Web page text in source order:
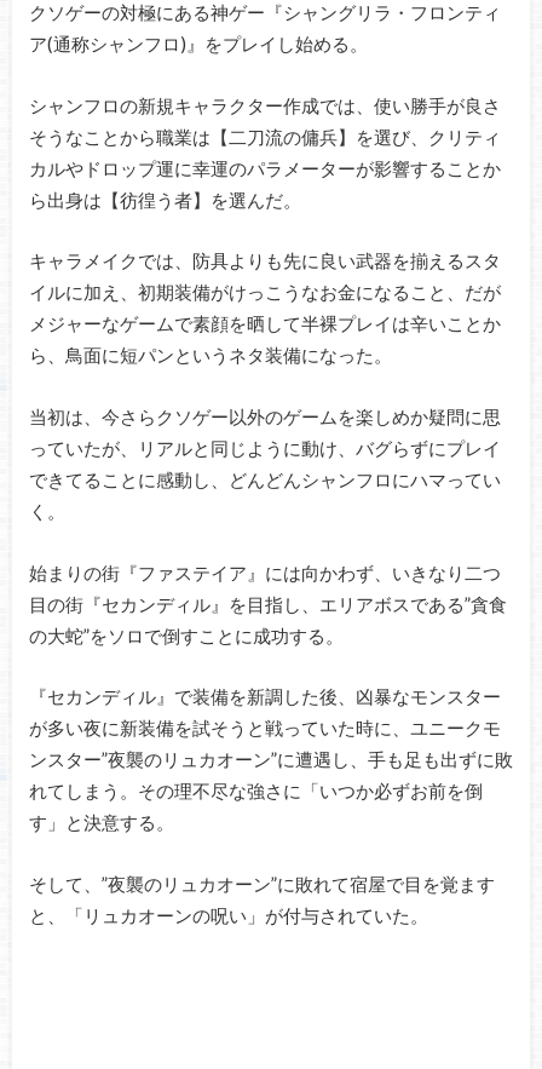
クソゲーの対極にある神ゲー『シャングリラ・フロンティ
ア(通称シャンフロ)』をプレイし始める。
シャンフロの新規キャラクター作成では、使い勝手が良さ
そうなことから職業は【二刀流の傭兵】を選び、クリティ
カルやドロップ運に幸運のパラメーターが影響することか
ら出身は【彷徨う者】を選んだ。
キャラメイクでは、防具よりも先に良い武器を揃えるスタ
イルに加え、初期装備がけっこうなお金になること、だが
メジャーなゲームで素顔を晒して半裸プレイは辛いことか
ら、鳥面に短パンというネタ装備になった。
当初は、今さらクソゲー以外のゲームを楽しめか疑問に思
っていたが、リアルと同じように動け、バグらずにプレイ
できてることに感動し、どんどんシャンフロにハマってい
く。
始まりの街『ファステイア』には向かわず、いきなり二つ
目の街『セカンディル』を目指し、エリアボスである”貪食
の大蛇”をソロで倒すことに成功する。
『セカンディル』で装備を新調した後、凶暴なモンスター
が多い夜に新装備を試そうと戦っていた時に、ユニークモ
ンスター”夜襲のリュカオーン”に遭遇し、手も足も出ずに敗
れてしまう。その理不尽な強さに「いつか必ずお前を倒
す」と決意する。
そして、”夜襲のリュカオーン”に敗れて宿屋で目を覚ます
と、「リュカオーンの呪い」が付与されていた。